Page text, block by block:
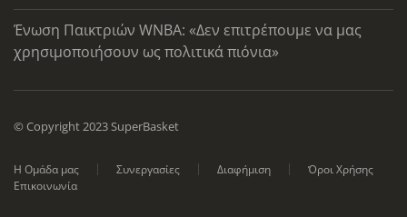
Ένωση Παικτριών WNBA: «Δεν επιτρέπουμε να μας
χρησιμοποιήσουν ως πολιτικά πιόνια»
© Copyright 2023 SuperBasket
Η Ομάδα μας Συνεργασίες Διαφήμιση
Όροι Χρήσης
Επικοινωνία